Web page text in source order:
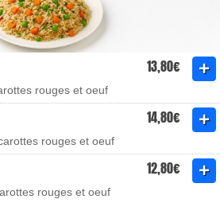
13,80€
rouges et oeuf
14,80€
rouges et oeuf
12,80€
rouges et oeuf